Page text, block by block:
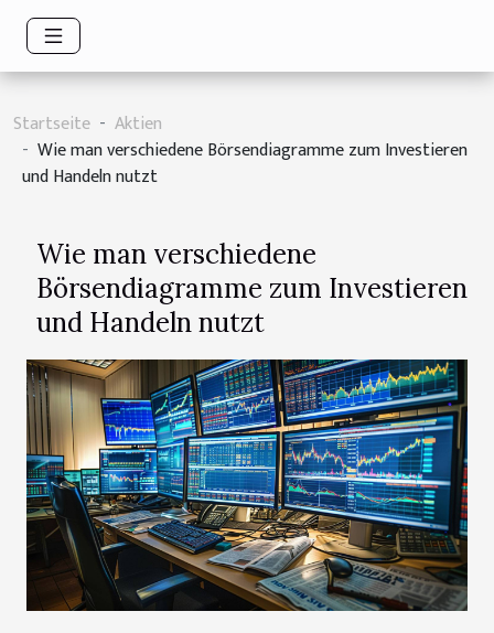
Startseite
Aktien
Wie man verschiedene Börsendiagramme zum Investieren
und Handeln nutzt
Wie man verschiedene
Börsendiagramme zum Investieren
und Handeln nutzt